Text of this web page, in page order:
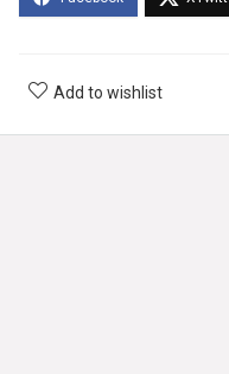
Add to wishlist